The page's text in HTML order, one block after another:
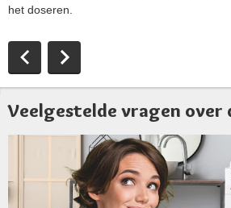
het doseren.
Veelgestelde vragen over